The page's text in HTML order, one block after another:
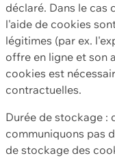
déclaré. Dans le cas
l'aide de cookies
légitimes (par ex.
offre en ligne et son
cookies est
contractuelles.
Durée de stockage :
communiquons pas
de stockage des